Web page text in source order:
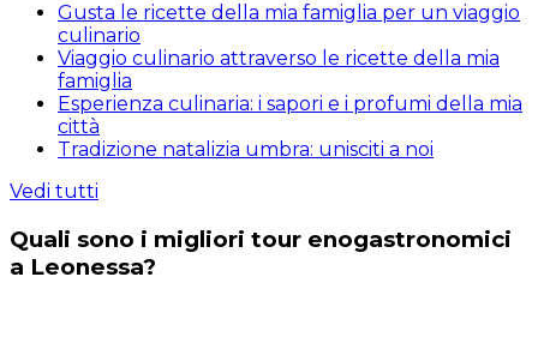
Gusta le ricette della mia famiglia per un viaggio
culinario
Viaggio culinario attraverso le ricette della mia
famiglia
Esperienza culinaria: i sapori e i profumi della mia
città
Tradizione natalizia umbra: unisciti a noi
Vedi tutti
Quali sono i migliori tour enogastronomici
a Leonessa?